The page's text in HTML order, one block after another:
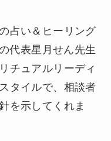
占い＆ヒーリング
代表星月せん先生
チュアルリーディ
タイルで、相談者
を示してくれま